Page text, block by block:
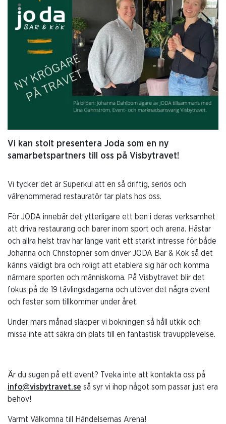
Vi kan stolt presentera Joda som en ny
samarbetspartners till oss på Visbytravet!
Vi tycker det är Superkul att en så driftig, seriös och
välrenommerad restauratör tar plats hos oss.
För JODA innebär det ytterligare ett ben i deras verksamhet
att driva restaurang och barer inom sport och arena. Hästar
och allra helst trav har länge varit ett starkt intresse för både
Johanna och Christopher som driver JODA Bar & Kök så det
känns väldigt bra och roligt att etablera sig här och komma
närmare sporten och människorna. På Visbytravet blir det
fokus på de 19 tävlingsdagarna och utöver det några event
och fester som tillkommer under året.
Under mars månad släpper vi bokningen så håll utkik och
missa inte att säkra din plats till en fantastisk travupplevelse.
Är du sugen på ett event? Tveka inte att kontakta oss på
info@visbytravet.se så syr vi ihop något som passar just era
behov!
Varmt Välkomna till Händelsernas Arena!